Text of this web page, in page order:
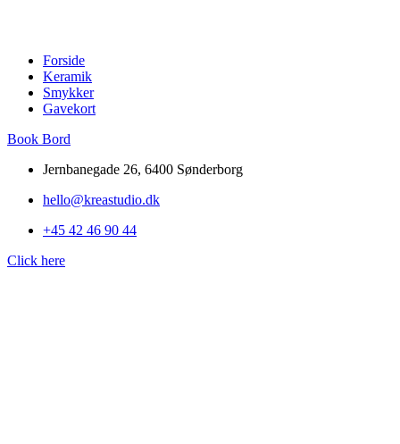
Forside
Keramik
Smykker
Gavekort
Book Bord
Jernbanegade 26, 6400 Sønderborg
hello@kreastudio.dk
+45 42 46 90 44
Click here